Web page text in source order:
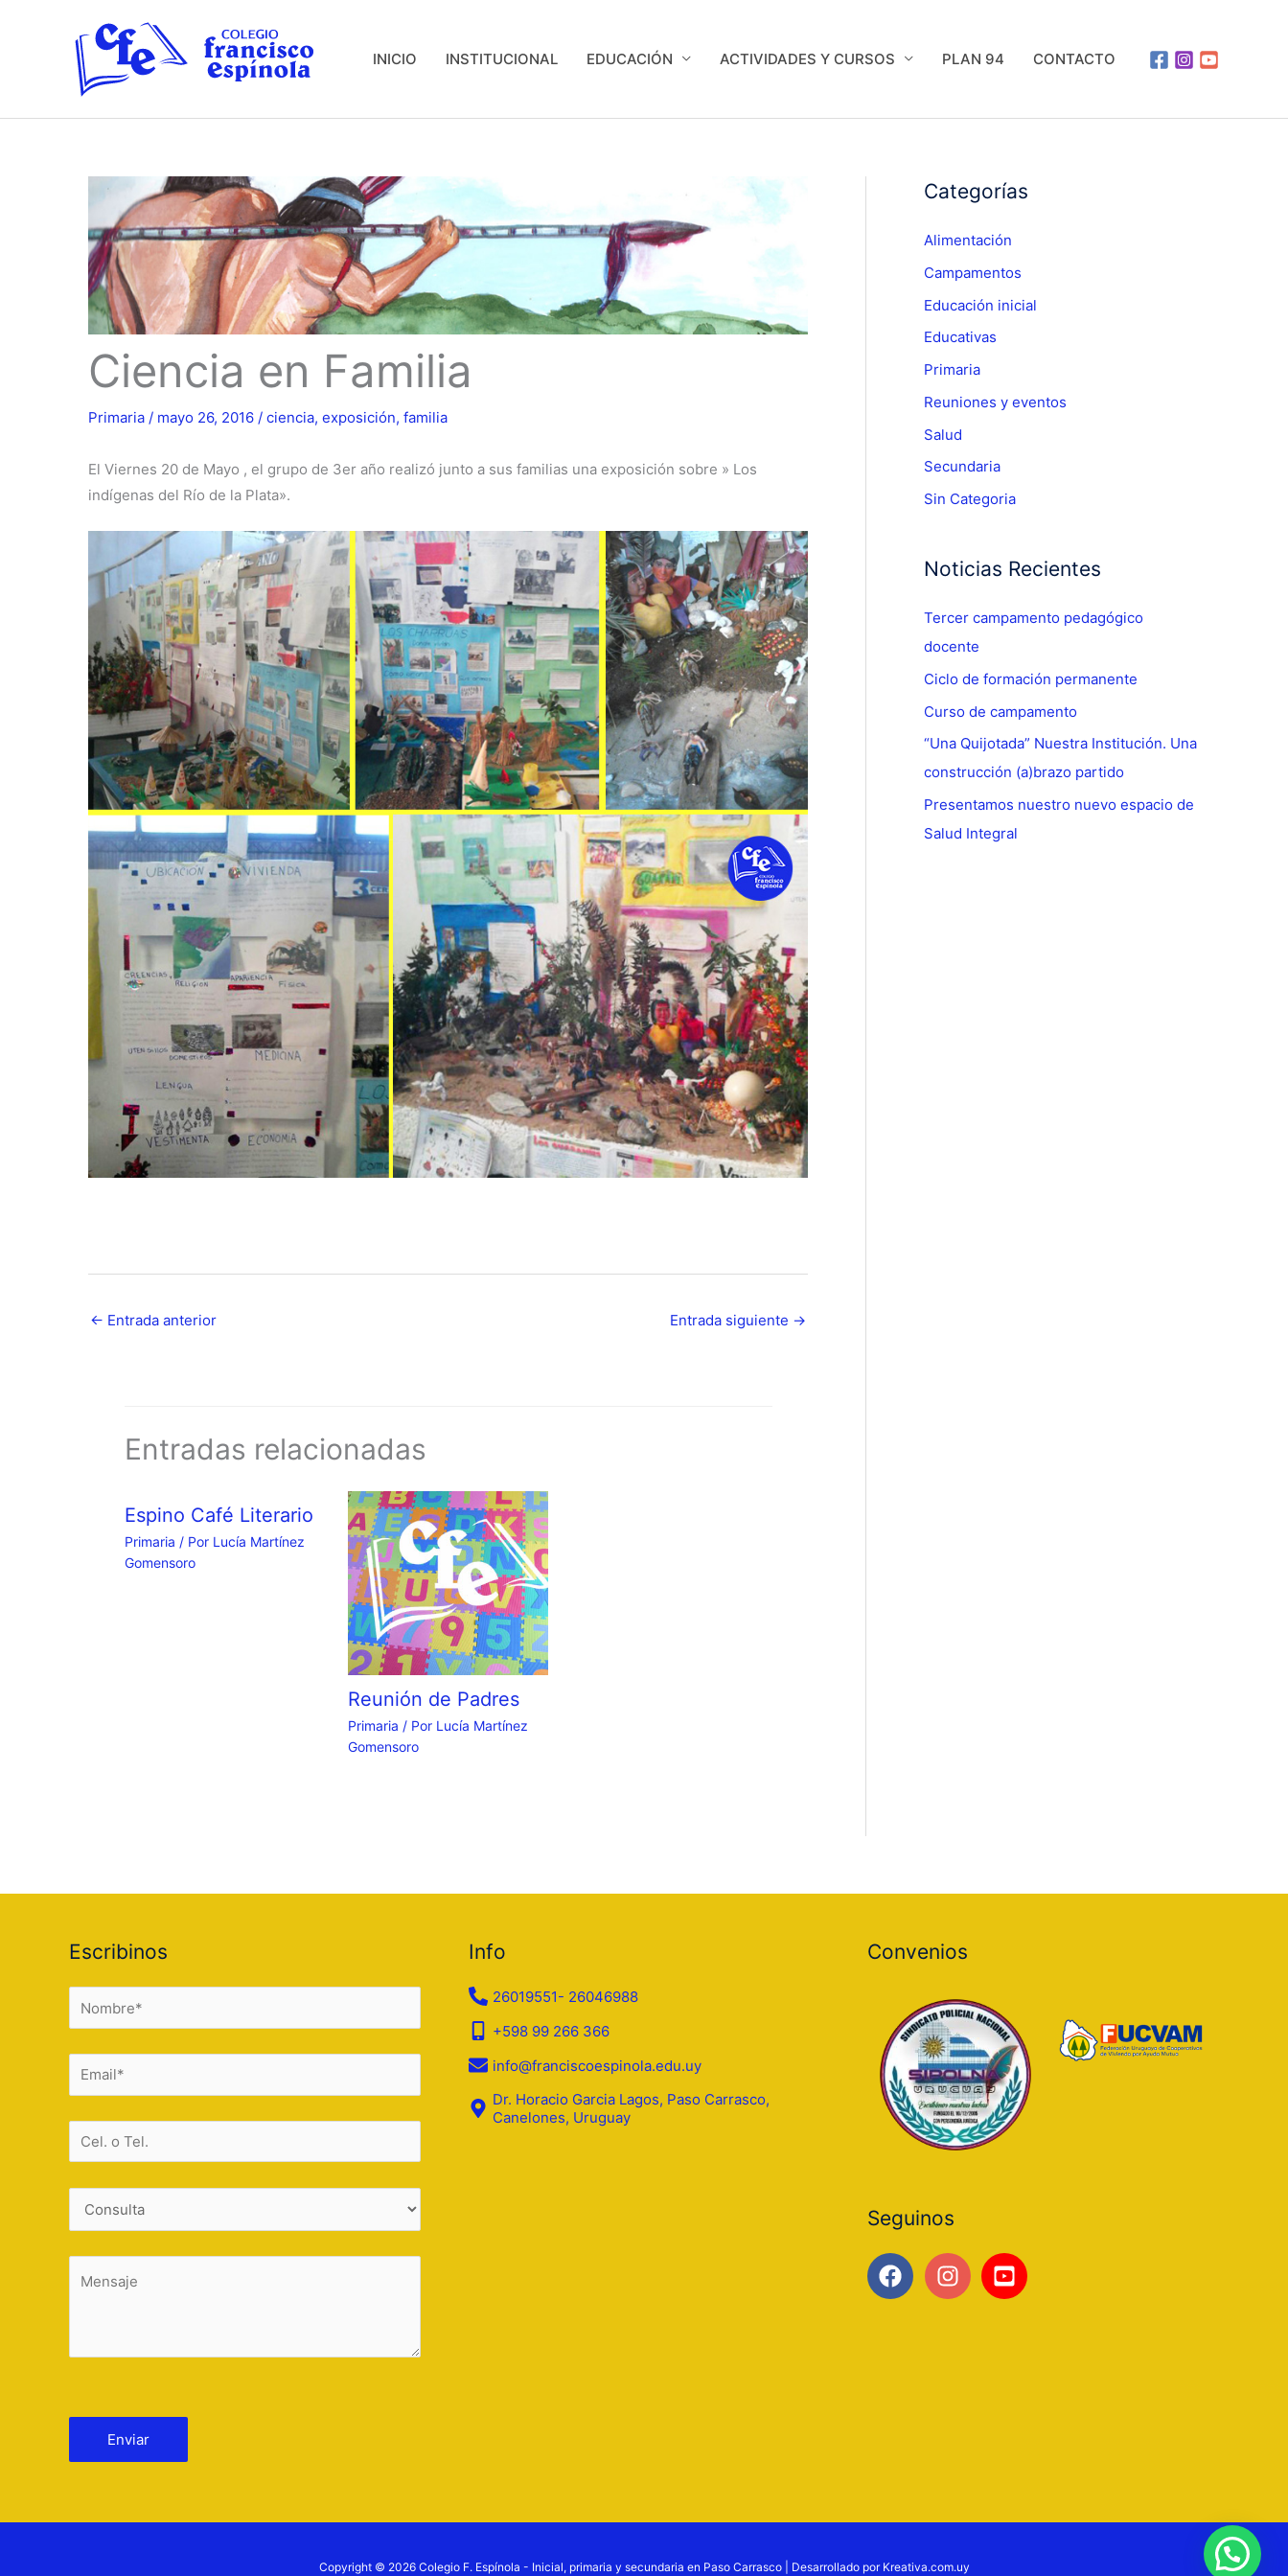
INICIO INSTITUCIONAL EDUCACIÓN ACTIVIDADES Y CURSOS PLAN 94 CONTACTO
Ciencia en Familia
Primaria / mayo 26, 2016 / ciencia, exposición, familia
El Viernes 20 de Mayo , el grupo de 3er año realizó junto a sus familias una exposición sobre » Los
indígenas del Río de la Plata».
← Entrada anterior Entrada siguiente →
Entradas relacionadas
Espino Café Literario
Primaria / Por Lucía Martínez
Gomensoro
Reunión de Padres
Primaria / Por Lucía Martínez
Gomensoro
Categorías
Alimentación
Campamentos
Educación inicial
Educativas
Primaria
Reuniones y eventos
Salud
Secundaria
Sin Categoria
Noticias Recientes
Tercer campamento pedagógico
docente
Ciclo de formación permanente
Curso de campamento
“Una Quijotada” Nuestra Institución. Una
construcción (a)brazo partido
Presentamos nuestro nuevo espacio de
Salud Integral
Escribinos Info
26019551- 26046988
+598 99 266 366
info@franciscoespinola.edu.uy
Dr. Horacio Garcia Lagos, Paso Carrasco,
Canelones, Uruguay
Convenios
Seguinos
Copyright © 2026 Colegio F. Espínola - Inicial, primaria y secundaria en Paso Carrasco | Desarrollado por Kreativa.com.uy